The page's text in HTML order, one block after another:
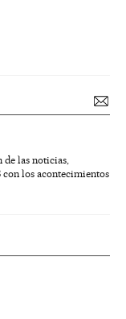
de las noticias,
con los acontecimientos